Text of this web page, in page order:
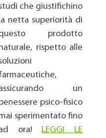
che giustifichino
la netta superiorità di
prodotto
rispetto alle
un
benessere psico-fisico
sperimentato fino
ora! LEGGI LE